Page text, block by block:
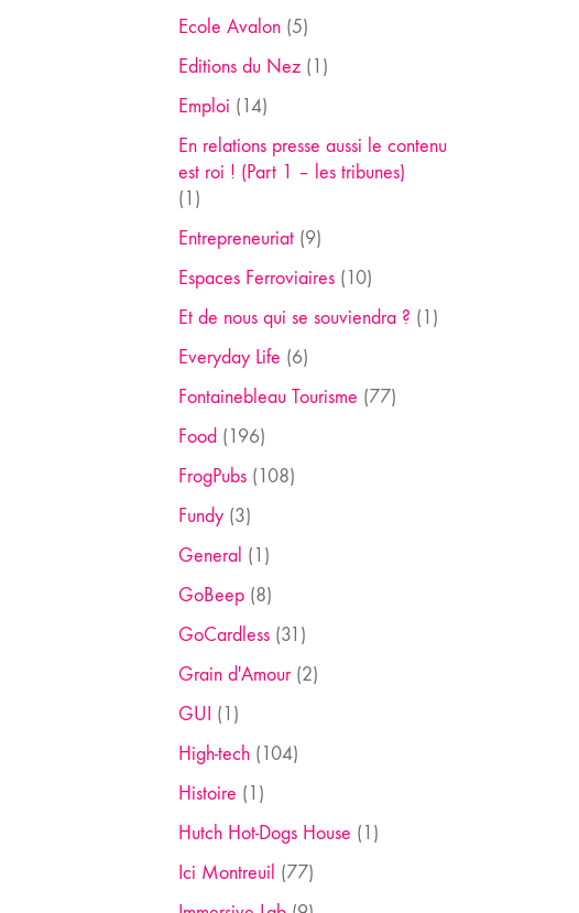
Ecole Avalon(5)
Editions du Nez(1)
Emploi (14)
En relations presse aussi le contenu
est roi ! (Part 1 – les tribunes)
(1)
Entrepreneuriat(9)
Espaces Ferroviaires(10)
Et de nous qui se souviendra ? (1)
Everyday Life (6)
Fontainebleau Tourisme (77)
Food (196)
FrogPubs(108)
Fundy(3)
General (1)
GoBeep(8)
GoCardless(31)
Grain d'Amour(2)
GUI (1)
High-tech(104)
Histoire (1)
Hutch Hot-Dogs House (1)
Ici Montreuil (77)